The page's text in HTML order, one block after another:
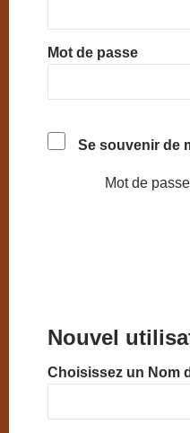
Mot de passe
Se souvenir de
Mot de
Nouvel
Choisissez un Nom